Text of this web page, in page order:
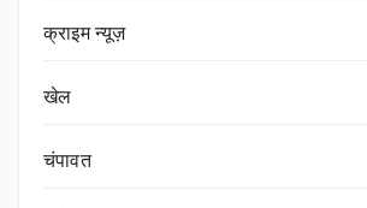
क्राइम न्यूज़
खेल
चंपावत